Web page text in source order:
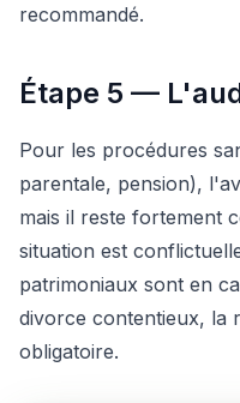
recommandé.
Étape 5 —
Pour les procédures
parentale, pension),
mais il reste fortement
situation est
patrimoniaux sont en
divorce contentieux, la
obligatoire.